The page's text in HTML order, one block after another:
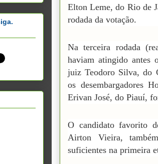
Elton Leme, do Rio de
rodada da votação.
Na terceira rodada
haviam atingido antes
juiz Teodoro Silva, do
os desembargadores
Erivan José, do Piauí,
O candidato favorito
Airton Vieira,
suficientes na primeira